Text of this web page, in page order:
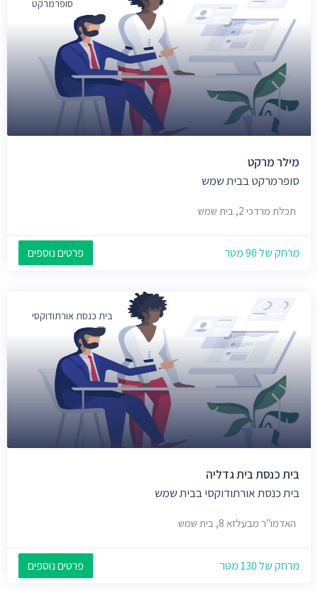
סופרמרקט
מילר מרקט
סופרמרקט בבית שמש
תכלת מרדכי 2, בית שמש
מרחק של 90 מטר פרטים נוספים
בית כנסת אורתודוקסי
בית כנסת בית גדליה
בית כנסת אורתודוקסי בבית שמש
האדמו"ר מבעלזא 8, בית שמש
מרחק של 130 מטר פרטים נוספים